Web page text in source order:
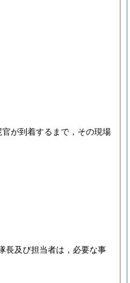
が到着するまで，その現場
長及び担当者は，必要な事